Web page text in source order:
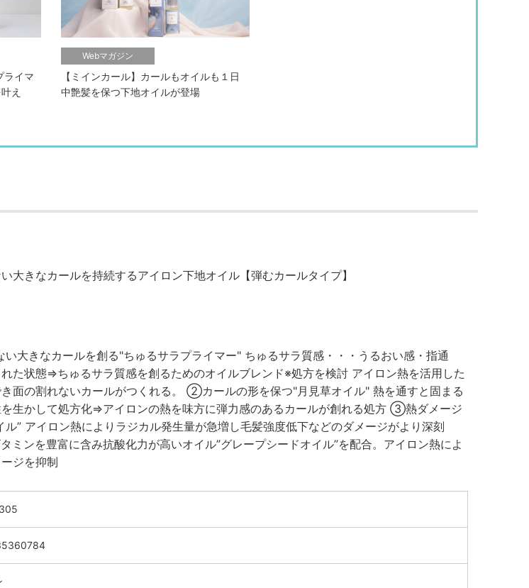
ライマ
え
Webマガジン
【ミインカール】カールもオイルも１日
中艶髪を保つ下地オイルが登場
大きなカールを持続するアイロン下地オイル【弾むカールタイプ】
大きなカールを創る"ちゅるサラプライマー" ちゅるサラ質感・・・うるおい感・指通
た状態⇒ちゅるサラ質感を創るためのオイルブレンド※処方を検討 アイロン熱を活用した
面の割れないカールがつくれる。 ②カールの形を保つ"月見草オイル" 熱を通すと固まる
生かして処方化⇒アイロンの熱を味方に弾力感のあるカールが創れる処方 ③熱ダメージ
ル” アイロン熱によりラジカル発生量が急増し毛髪強度低下などのダメージがより深刻
ミンを豊富に含み抗酸化力が高いオイル”グレープシードオイル”を配合。アイロン熱によ
ジを抑制